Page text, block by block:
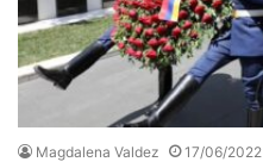
Magdalena Valdez 17/06/2022